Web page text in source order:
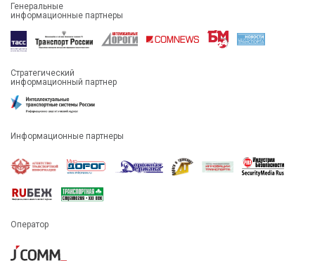
Генеральные
информационные партнеры
Стратегический
информационный партнер
Информационные партнеры
Оператор